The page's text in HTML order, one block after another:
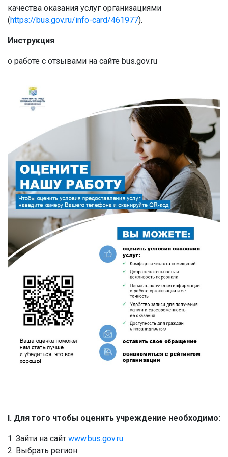
качества оказания услуг организациями
(https://bus.gov.ru/info-card/461977).
Инструкция
о работе с отзывами на сайте bus.gov.ru
I. Для того чтобы оценить учреждение необходимо:
1. Зайти на сайт www.bus.gov.ru
2. Выбрать регион